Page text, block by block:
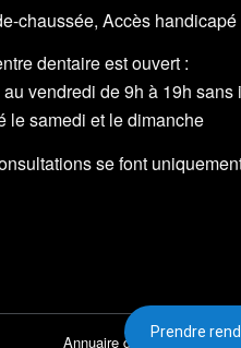
chaussée, Accès handicapé
dentaire est ouvert :
vendredi de 9h à 19h sans
le samedi et le dimanche
se font
Annuaire des dentistes
Prendre